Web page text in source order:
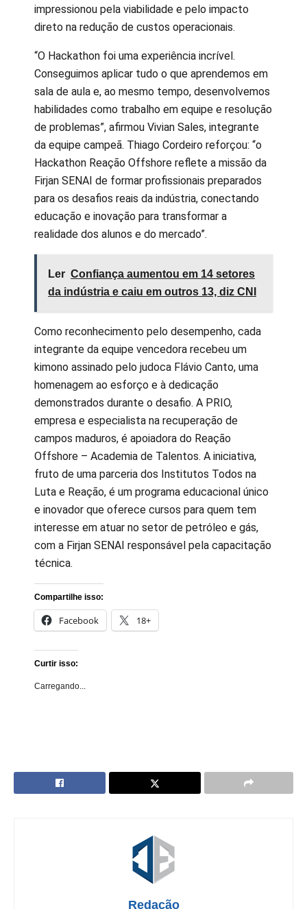
impressionou pela viabilidade e pelo impacto
direto na redução de custos operacionais.
“O Hackathon foi uma experiência incrível.
Conseguimos aplicar tudo o que aprendemos em
sala de aula e, ao mesmo tempo, desenvolvemos
habilidades como trabalho em equipe e resolução
de problemas”, afirmou Vivian Sales, integrante
da equipe campeã. Thiago Cordeiro reforçou: “o
Hackathon Reação Offshore reflete a missão da
Firjan SENAI de formar profissionais preparados
para os desafios reais da indústria, conectando
educação e inovação para transformar a
realidade dos alunos e do mercado”.
Ler Confiança aumentou em 14 setores
da indústria e caiu em outros 13, diz CNI
Como reconhecimento pelo desempenho, cada
integrante da equipe vencedora recebeu um
kimono assinado pelo judoca Flávio Canto, uma
homenagem ao esforço e à dedicação
demonstrados durante o desafio. A PRIO,
empresa e especialista na recuperação de
campos maduros, é apoiadora do Reação
Offshore – Academia de Talentos. A iniciativa,
fruto de uma parceria dos Institutos Todos na
Luta e Reação, é um programa educacional único
e inovador que oferece cursos para quem tem
interesse em atuar no setor de petróleo e gás,
com a Firjan SENAI responsável pela capacitação
técnica.
Compartilhe isso:
Facebook 18+
Curtir isso:
Carregando...
Redação